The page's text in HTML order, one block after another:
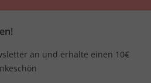
an und erhalte einen 10€